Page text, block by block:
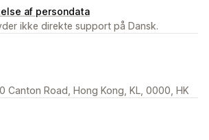
af persondata
ikke direkte support på Dansk.
Canton Road, Hong Kong, KL, 0000, HK